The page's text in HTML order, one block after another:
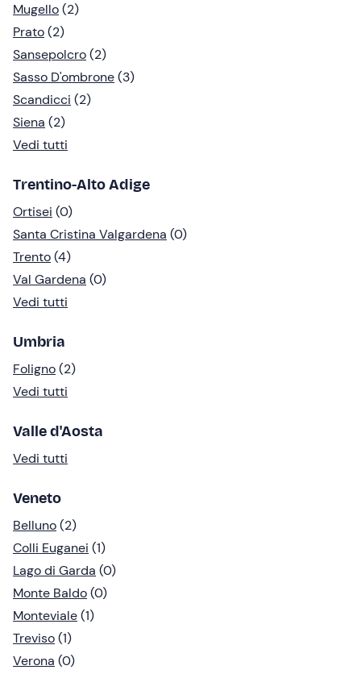
Mugello(2)
Prato(2)
Sansepolcro(2)
Sasso D'ombrone(3)
Scandicci (2)
Siena (2)
Vedi tutti
Trentino-Alto Adige
Ortisei (0)
Santa Cristina Valgardena (0)
Trento(4)
Val Gardena (0)
Vedi tutti
Umbria
Foligno(2)
Vedi tutti
Valle d'Aosta
Vedi tutti
Veneto
Belluno(2)
Colli Euganei (1)
Lago di Garda (0)
Monte Baldo(0)
Monteviale(1)
Treviso(1)
Verona (0)